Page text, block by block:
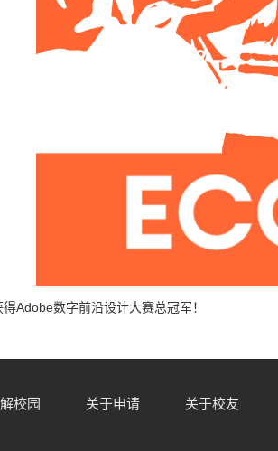
Adobe数字前沿设计大赛总冠军！
校园 关于申请 关于校友